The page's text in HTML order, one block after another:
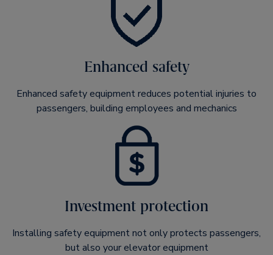
Enhanced safety
Enhanced safety equipment reduces potential injuries to
passengers, building employees and mechanics
Investment protection
Installing safety equipment not only protects passengers,
but also your elevator equipment